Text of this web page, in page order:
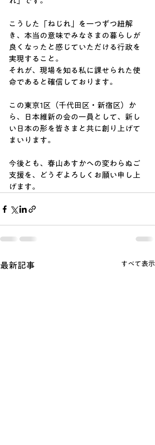
こうした「ねじれ」を一つずつ紐解
き、本当の意味でみなさまの暮らしが
良くなったと感じていただける行政を
実現すること。
それが、現場を知る私に課せられた使
命であると確信しております。
この東京1区（千代田区・新宿区）か
ら、日本維新の会の一員として、新し
い日本の形を皆さまと共に創り上げて
まいります。
今後とも、春山あすかへの変わらぬご
支援を、どうぞよろしくお願い申し上
げます。
最新記事 すべて表示